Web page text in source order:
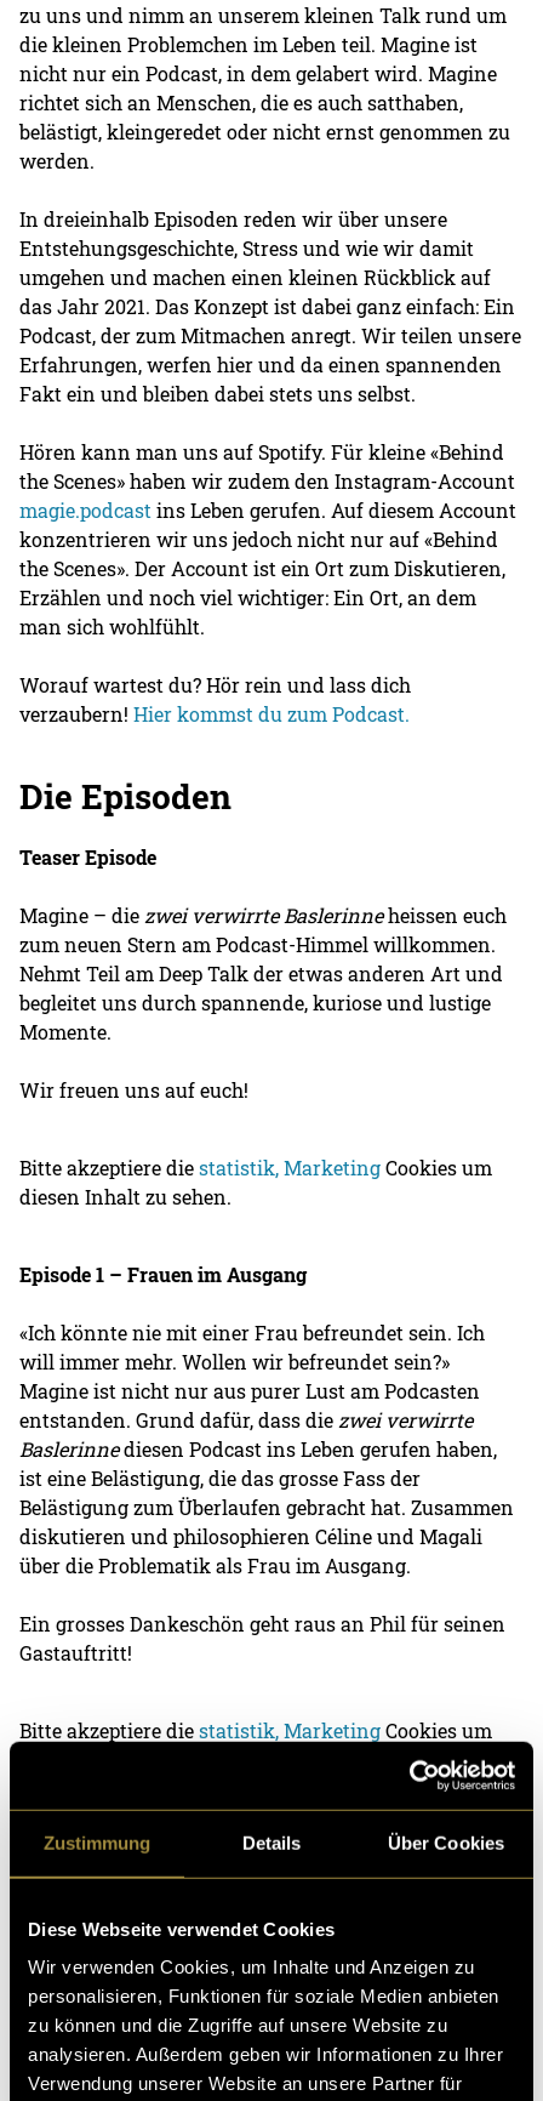
Zustimmung Details Über Cookies
Diese Webseite verwendet Cookies
Wir verwenden Cookies, um Inhalte und Anzeigen zu
personalisieren, Funktionen für soziale Medien anbieten
zu können und die Zugriffe auf unsere Website zu
analysieren. Außerdem geben wir Informationen zu Ihrer
Verwendung unserer Website an unsere Partner für
zu uns und nimm an unserem kleinen Talk rund um
die kleinen Problemchen im Leben teil. Magine ist
nicht nur ein Podcast, in dem gelabert wird. Magine
richtet sich an Menschen, die es auch satthaben,
belästigt, kleingeredet oder nicht ernst genommen zu
werden.
In dreieinhalb Episoden reden wir über unsere
Entstehungsgeschichte, Stress und wie wir damit
umgehen und machen einen kleinen Rückblick auf
das Jahr 2021. Das Konzept ist dabei ganz einfach: Ein
Podcast, der zum Mitmachen anregt. Wir teilen unsere
Erfahrungen, werfen hier und da einen spannenden
Fakt ein und bleiben dabei stets uns selbst.
Hören kann man uns auf Spotify. Für kleine «Behind
the Scenes» haben wir zudem den Instagram-Account
magie.podcast ins Leben gerufen. Auf diesem Account
konzentrieren wir uns jedoch nicht nur auf «Behind
the Scenes». Der Account ist ein Ort zum Diskutieren,
Erzählen und noch viel wichtiger: Ein Ort, an dem
man sich wohlfühlt.
Worauf wartest du? Hör rein und lass dich
verzaubern!Hier kommst du zum Podcast.
Die Episoden
Teaser Episode
Magine – die zwei verwirrte Baslerinneheissen euch
zum neuen Stern am Podcast-Himmel willkommen.
Nehmt Teil am Deep Talk der etwas anderen Art und
begleitet uns durch spannende, kuriose und lustige
Momente.
Wir freuen uns auf euch!
Bitte akzeptiere diestatistik, MarketingCookies um
diesen Inhalt zu sehen.
Episode 1 – Frauen im Ausgang
«Ich könnte nie mit einer Frau befreundet sein. Ich
will immer mehr. Wollen wir befreundet sein?»
Magine ist nicht nur aus purer Lust am Podcasten
entstanden. Grund dafür, dass die zwei verwirrte
Baslerinnediesen Podcast ins Leben gerufen haben,
ist eine Belästigung, die das grosse Fass der
Belästigung zum Überlaufen gebracht hat. Zusammen
diskutieren und philosophieren Céline und Magali
über die Problematik als Frau im Ausgang.
Ein grosses Dankeschön geht raus an Phil für seinen
Gastauftritt!
Bitte akzeptiere diestatistik, MarketingCookies um
Episode 2 – Lange Nächte und exponentieller
Die Nächte werden länger, die Koffeinzufuhr steigt
Das Semesterende ist in Sicht. Obwohl schon
übermorgen Weihnachten ist, haben diezwei
verwirrte Baslerinnekeinen Kopf für Kekse, Glühwein
oder sonstiges Festtagszeugs. Zusammen diskutieren